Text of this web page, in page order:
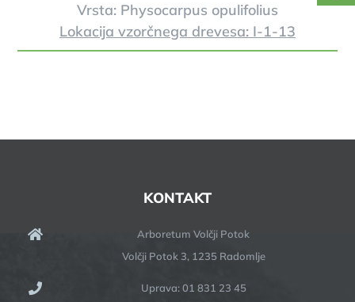
Vrsta: Physocarpus opulifolius
Lokacija vzorčnega drevesa: I-1-13
KONTAKT
Arboretum Volčji Potok
Volčji Potok 3, 1235 Radomlje
Uprava: 01 831 23 45